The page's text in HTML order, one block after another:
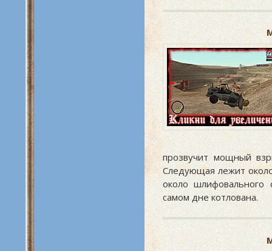
прозвучит мощный
Следующая лежит
около
самом дне котлована.